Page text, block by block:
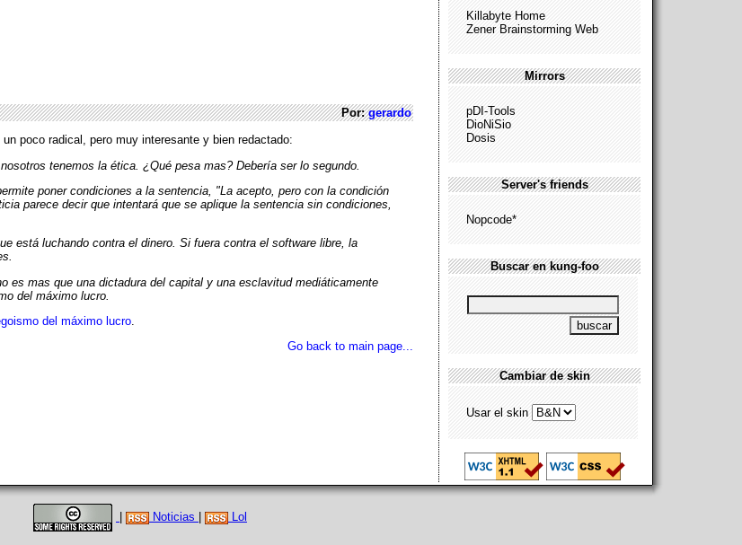
Por:gerardo
poco radical, pero muy interesante y bien redactado:
tenemos la ética. ¿Qué pesa mas? Debería ser lo segundo.
poner condiciones a la sentencia, "La acepto, pero con la condición
parece decir que intentará que se aplique la sentencia sin condiciones,
está luchando contra el dinero. Si fuera contra el software libre, la
es mas que una dictadura del capital y una esclavitud mediáticamente
del máximo lucro.
del máximo lucro
Go back to main page...
Killabyte Home
Zener Brainstorming Web
Mirrors
pDI-Tools
DioNiSio
Dosis
Server's friends
Nopcode*
Buscar en kung-foo
Cambiar de skin
Usar el skin
Noticias Lol